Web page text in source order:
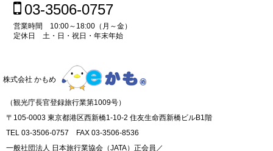
03-3506-0757
営業時間 10:00～18:00（月～金）
定休日 土・日・祝日・年末年始
株式会社 かもめ
（観光庁長官登録旅行業第1009号）
〒105-0003 東京都港区西新橋1-10-2 住友生命西新橋ビルB1階
TEL 03-3506-0757 FAX 03-3506-8536
一般社団法人 日本旅行業協会（JATA）正会員／